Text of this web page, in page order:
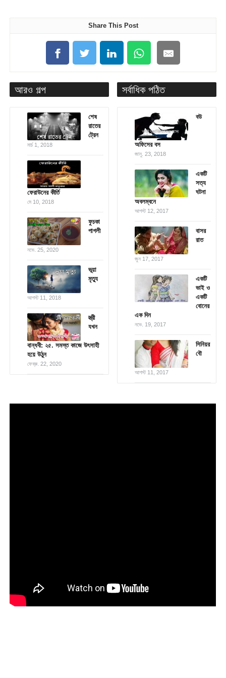
Share This Post
আরও গল্প
শেষ
রাতের
ট্রেন
মার্চ 1, 2018
ফেরাউনের কীর্তি
মে 10, 2018
ফুচকা
পাগলী
নভে. 25, 2020
ভূয়া
মৃত্যু
আগস্ট 11, 2018
স্ত্রী
যখন
বান্ধবী: ২৫. সমস্ত কাজে উৎসাহী
হয়ে উঠুন
ফেব্রু. 22, 2020
সর্বাধিক পঠিত
বউ
অফিসের বস
জানু. 23, 2018
একটি
সত্য
ঘটনা
অবলম্বনে
আগস্ট 12, 2017
বাসর
রাত
জুন 17, 2017
একটি
ভাই ও
একটি
বোনের
এক দিন
নভে. 19, 2017
সিনিয়র
বৌ
আগস্ট 11, 2017